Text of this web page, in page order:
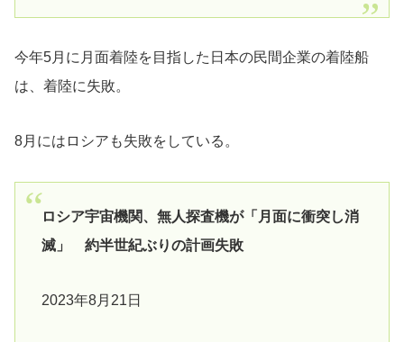
今年5月に月面着陸を目指した日本の民間企業の着陸船
は、着陸に失敗。
8月にはロシアも失敗をしている。
ロシア宇宙機関、無人探査機が「月面に衝突し消
滅」 約半世紀ぶりの計画失敗
2023年8月21日